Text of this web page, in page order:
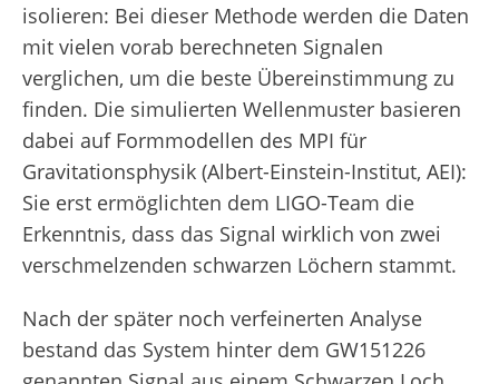
isolieren: Bei dieser Methode werden die Daten
mit vielen vorab berechneten Signalen
verglichen, um die beste Übereinstimmung zu
finden. Die simulierten Wellenmuster basieren
dabei auf Formmodellen des MPI für
Gravitationsphysik (Albert-Einstein-Institut, AEI):
Sie erst ermöglichten dem LIGO-Team die
Erkenntnis, dass das Signal wirklich von zwei
verschmelzenden schwarzen Löchern stammt.
Nach der später noch verfeinerten Analyse
bestand das System hinter dem GW151226